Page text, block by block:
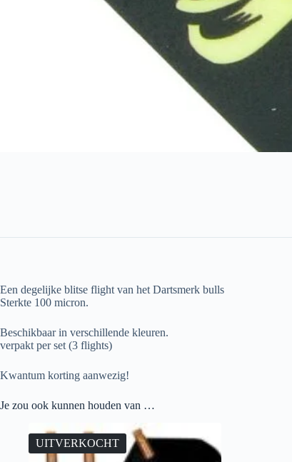
Een degelijke blitse flight van het Dartsmerk bulls
Sterkte 100 micron.
Beschikbaar in verschillende kleuren.
verpakt per set (3 flights)
Kwantum korting aanwezig!
Je zou ook kunnen houden van …
UITVERKOCHT